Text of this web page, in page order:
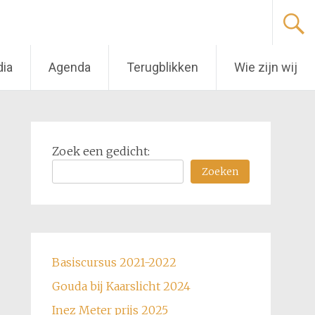
Agenda Terugblikken Wie zijn wij
Zoek een gedicht:
Zoeken
Basiscursus 2021-2022
Gouda bij Kaarslicht 2024
Inez Meter prijs 2025